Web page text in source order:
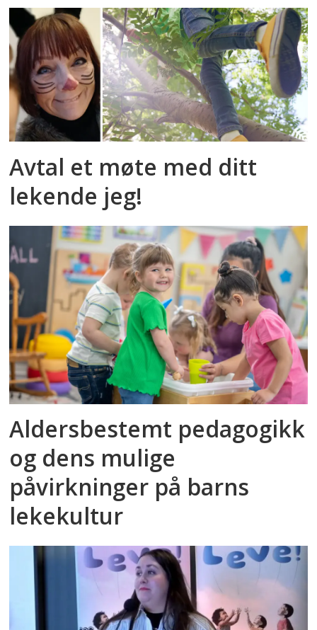
Avtal et møte med ditt
lekende jeg!
Aldersbestemt pedagogikk
og dens mulige
påvirkninger på barns
lekekultur